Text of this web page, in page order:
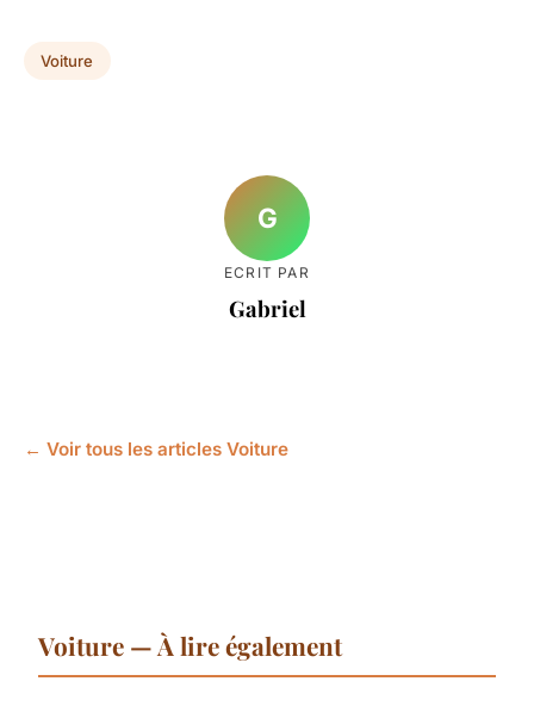
Voiture
G
ECRIT PAR
Gabriel
← Voir tous les articles Voiture
Voiture — À lire également